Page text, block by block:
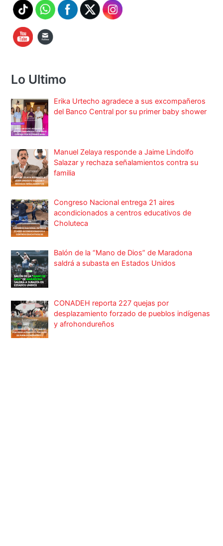
Lo Ultimo
Erika Urtecho agradece a sus excompañeros
del Banco Central por su primer baby shower
Manuel Zelaya responde a Jaime Lindolfo
Salazar y rechaza señalamientos contra su
familia
Congreso Nacional entrega 21 aires
acondicionados a centros educativos de
Choluteca
Balón de la “Mano de Dios” de Maradona
saldrá a subasta en Estados Unidos
CONADEH reporta 227 quejas por
desplazamiento forzado de pueblos indígenas
y afrohondureños